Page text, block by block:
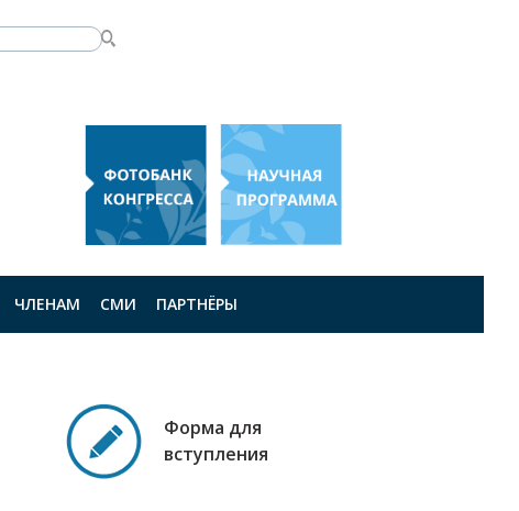
ЧЛЕНАМ СМИ ПАРТНЁРЫ
Форма для
вступления